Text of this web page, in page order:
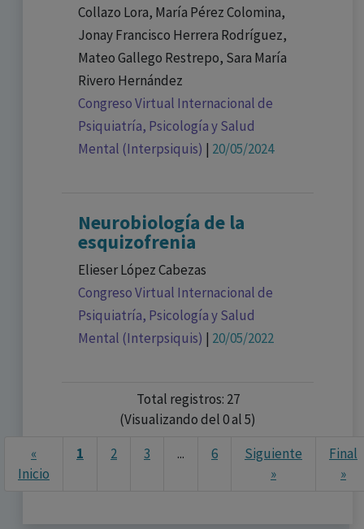
Collazo Lora, María Pérez Colomina,
Jonay Francisco Herrera Rodríguez,
Mateo Gallego Restrepo, Sara María
Rivero Hernández
Congreso Virtual Internacional de
Psiquiatría, Psicología y Salud
Mental (Interpsiquis) | 20/05/2024
Neurobiología de la
esquizofrenia
Elieser López Cabezas
Congreso Virtual Internacional de
Psiquiatría, Psicología y Salud
Mental (Interpsiquis) | 20/05/2022
Total registros: 27
(Visualizando del 0 al 5)
«
Inicio
1 2 3 ... 6
Siguiente
»
Final
»